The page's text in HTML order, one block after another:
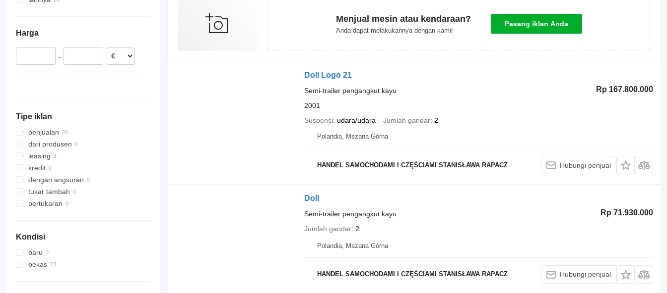
Ceko
Austria
Harga
–
Tipe iklan
penjualan
dari produsen
leasing
kredit
dengan angsuran
tukar tambah
pertukaran
Kondisi
baru
bekas
Menjual mesin atau kendaraan?
Anda dapat melakukannya dengan kami!
Pasang iklan Anda
Doll Logo 21
Rp 167.800.000
Semi-trailer pengangkut kayu
2001
Suspensi udara/udara Jumlah gandar 2
Polandia, Mszana Górna
HANDEL SAMOCHODAMI I CZĘŚCIAMI STANISŁAWA RAPACZ Hubungi penjual
Doll
Rp 71.930.000
Semi-trailer pengangkut kayu
Jumlah gandar 2
Polandia, Mszana Górna
HANDEL SAMOCHODAMI I CZĘŚCIAMI STANISŁAWA RAPACZ Hubungi penjual